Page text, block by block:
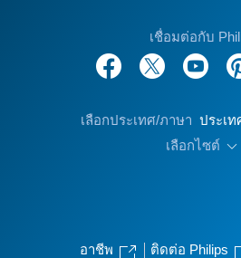
เชื่อมต่อกับ
เลือกประเทศ/ภาษา ประเ
เลือกไซต์
อาชีพ ติดต่อ Philips